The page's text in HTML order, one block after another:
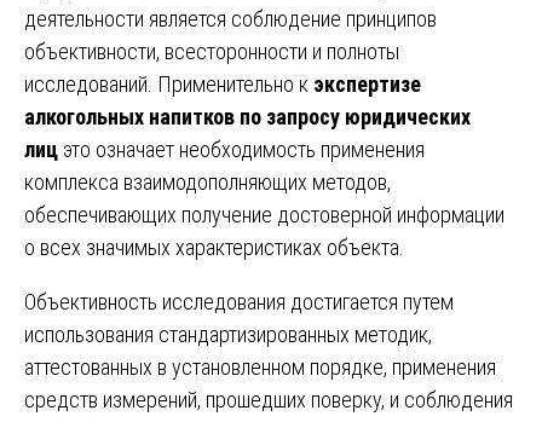
деятельности является соблюдение принципов
объективности, всесторонности и полноты
исследований. Применительно к экспертизе
алкогольных напитков по запросу юридических
лиц это означает необходимость применения
комплекса взаимодополняющих методов,
обеспечивающих получение достоверной информации
о всех значимых характеристиках объекта.
Объективность исследования достигается путем
использования стандартизированных методик,
аттестованных в установленном порядке, применения
средств измерений, прошедших поверку, и соблюдения